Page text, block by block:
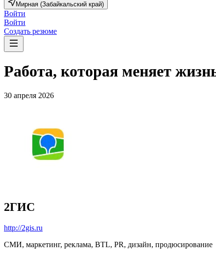
Мирная (Забайкальский край)
Войти
Войти
Создать резюме
Работа, которая меняет
30 апреля 2026
2ГИС
http://2gis.ru
СМИ, маркетинг, реклама, BTL, PR, дизайн, продюсирование